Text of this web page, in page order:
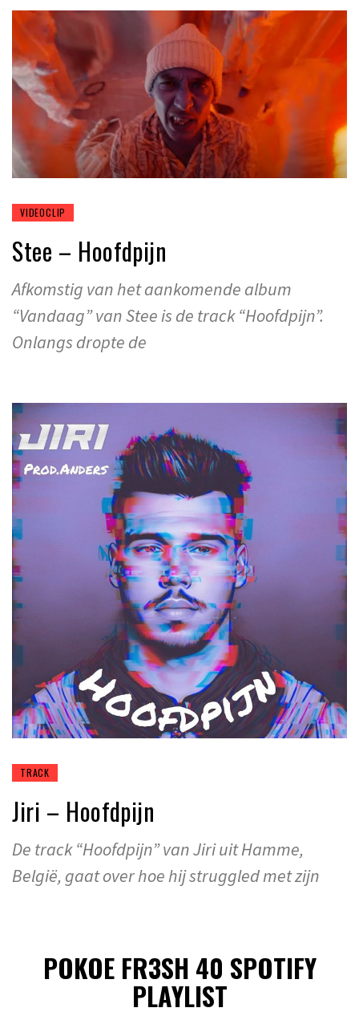
VIDEOCLIP
Stee – Hoofdpijn
Afkomstig van het aankomende album
“Vandaag” van Stee is de track “Hoofdpijn”.
Onlangs dropte de
TRACK
Jiri – Hoofdpijn
De track “Hoofdpijn” van Jiri uit Hamme,
België, gaat over hoe hij struggled met zijn
POKOE FR3SH 40 SPOTIFY
PLAYLIST